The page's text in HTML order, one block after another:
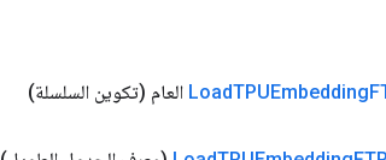
LoadTPUEmbedding العام (تكوين السلسلة)